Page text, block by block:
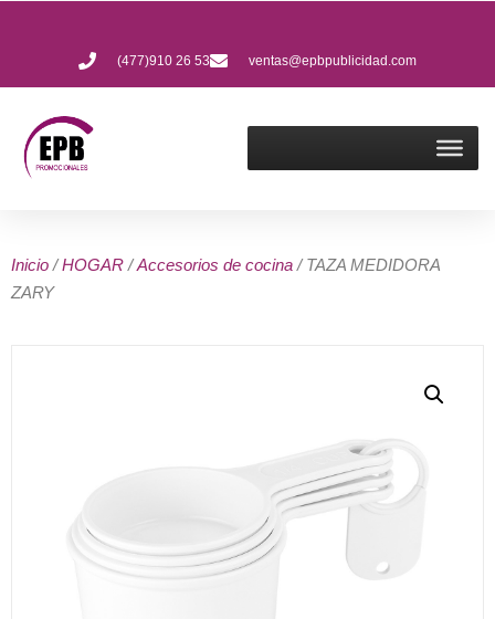
(477)910 26 53 ventas@epbpublicidad.com
Inicio /HOGAR /Accesorios de cocina / TAZA MEDIDORA
ZARY